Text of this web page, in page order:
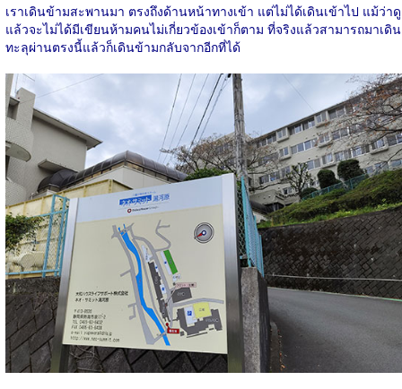
เราเดินข้ามสะพานมา ตรงถึงด้านหน้าทางเข้า แต่ไม่ได้เดินเข้าไป แม้ว่าดู
แล้วจะไม่ได้มีเขียนห้ามคนไม่เกี่ยวข้องเข้าก็ตาม ที่จริงแล้วสามารถมาเดิน
ทะลุผ่านตรงนี้แล้วก็เดินข้ามกลับจากอีกที่ได้